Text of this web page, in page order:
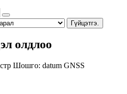
Гүйцэтгэ.
олдлоо
Шошго: datum GNSS